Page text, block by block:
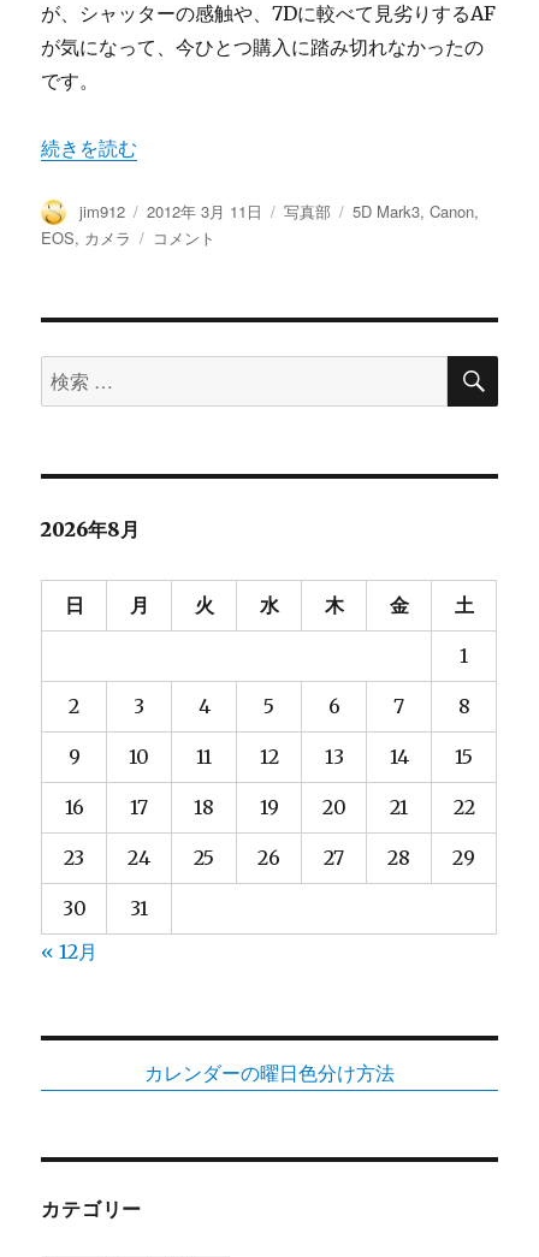
が、シャッターの感触や、7Dに較べて見劣りするAF
が気になって、今ひとつ購入に踏み切れなかったの
です。
“Canon EOS 5D MarkⅢ を初体験！” の
続きを読む
投
稿
jim912
投
稿
2012年 3月 11日
カ
写真部
タ
5D Mark3,Canon,
EOS, カメラ
Canon
MarkⅢ
初
験！
コメント
検
索
象:
検
2026年8月
日 月 火 水 木 金 土
1
2 3 4 5 6 7 8
9 10 11 12 13 14 15
16 17 18 19 20 21 22
23 24 25 26 27 28 29
30
31
« 12月
カレンダーの曜日色分け方法
カテゴリー